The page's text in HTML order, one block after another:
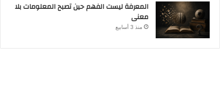
المعرفة ليست الفهم حين تصبح المعلومات بلا
معنى
منذ 3 أسابيع